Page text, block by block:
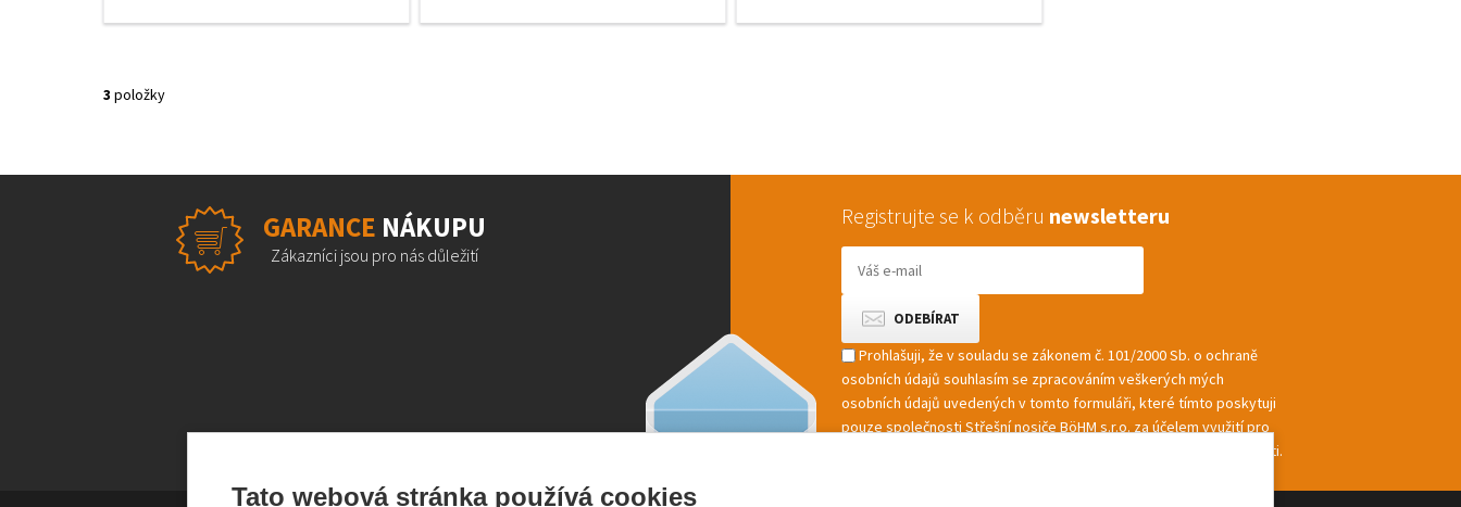
Tato webová stránka používá cookies
3 položky
GARANCE NÁKUPU
Zákazníci jsou pro nás důležití
Registrujte se k odběru newsletteru
Prohlašuji, že v souladu se zákonem č. 101/2000 Sb. o ochraně
osobních údajů souhlasím se zpracováním veškerých mých
osobních údajů uvedených v tomto formuláři, které tímto poskytuji
pouze společnosti Střešní nosiče BöHM s.r.o. za účelem využití pro
marketingové zpracování a zasílání informací a nabídek společnosti.